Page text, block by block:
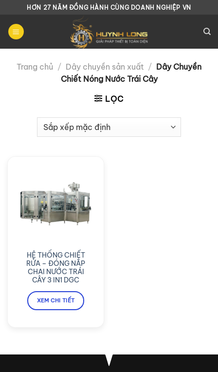
Chuyển
nội
dung
HƠN 27 NĂM ĐỒNG HÀNH CÙNG DOANH NGHIỆP VN
Trang chủ / Dây chuyền sản xuất / Dây Chuyền
Chiết Nóng Nước Trái Cây
LỌC
HỆ THỐNG CHIẾT
RỬA – ĐÓNG NẮP
CHAI NƯỚC TRÁI
CÂY 3 IN1 DGC
XEM CHI TIẾT